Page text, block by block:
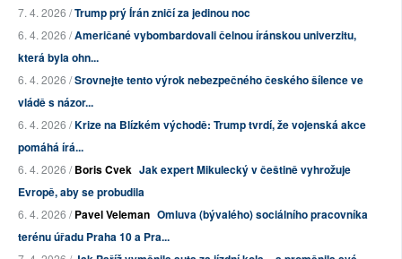
7. 4. 2026 /Trump prý Írán zničí za jedinou noc
6. 4. 2026 /Američané vybombardovali čelnou íránskou univerzitu,
která byla ohn...
6. 4. 2026 /Srovnejte tento výrok nebezpečného českého šílence ve
vládě s názor...
6. 4. 2026 /Krize na Blízkém východě: Trump tvrdí, že vojenská akce
pomáhá írá...
6. 4. 2026 /Boris Cvek Jak expert Mikulecký v češtině vyhrožuje
Evropě, aby se probudila
6. 4. 2026 /Pavel Veleman Omluva (bývalého) sociálního pracovníka
terénu úřadu Praha 10 a Pra...